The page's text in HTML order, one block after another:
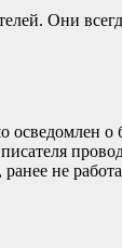
Они
осведомлен
не